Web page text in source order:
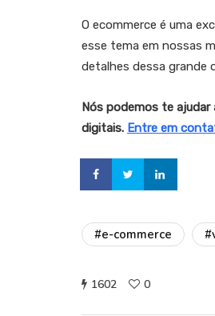
O ecommerce é uma
esse tema em nossas
detalhes dessa grande
Nós podemos te
digitais. Entre em
#e-commerce
1602 0